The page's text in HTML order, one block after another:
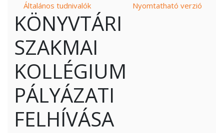
Általános tudnivalók Nyomtatható verzió
KÖNYVTÁRI
SZAKMAI
KOLLÉGIUM
PÁLYÁZATI
FELHÍVÁSA